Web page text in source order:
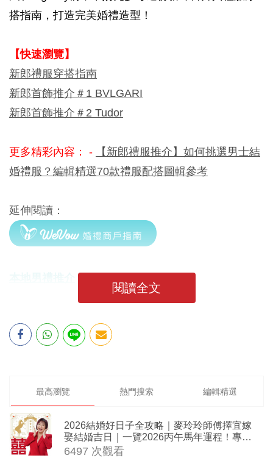
搭指南，打造完美婚禮造型！
【快速瀏覽】
新郎禮服穿搭指南
新郎首飾推介＃1 BVLGARI
新郎首飾推介＃2 Tudor
更多精彩內容： -
【新郎禮服推介】如何挑選男士結
婚禮服？編輯精選70款禮服配搭圖輯參考
延伸閱讀：
閱讀全文
最高瀏覽 熱門搜索 編輯精選
2026結婚好日子全攻略｜麥玲玲師傅擇宜嫁
娶結婚吉日｜一覽2026丙午馬年運程！專業
擇日結婚+避開沖煞生肖指南
6497 次觀看